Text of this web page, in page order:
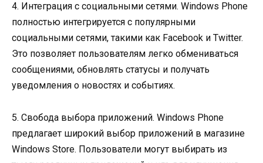
4. Интеграция с социальными сетями. Windows Phone
полностью интегрируется с популярными
социальными сетями, такими как Facebook и Twitter.
Это позволяет пользователям легко обмениваться
сообщениями, обновлять статусы и получать
уведомления о новостях и событиях.
5. Свобода выбора приложений. Windows Phone
предлагает широкий выбор приложений в магазине
Windows Store. Пользователи могут выбирать из